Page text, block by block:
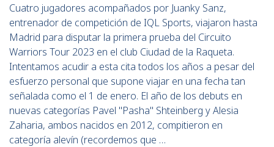
Cuatro jugadores acompañados por Juanky Sanz,
entrenador de competición de IQL Sports, viajaron hasta
Madrid para disputar la primera prueba del Circuito
Warriors Tour 2023 en el club Ciudad de la Raqueta.
Intentamos acudir a esta cita todos los años a pesar del
esfuerzo personal que supone viajar en una fecha tan
señalada como el 1 de enero. El año de los debuts en
nuevas categorías Pavel "Pasha" Shteinberg y Alesia
Zaharia, ambos nacidos en 2012, compitieron en
categoría alevín (recordemos que …